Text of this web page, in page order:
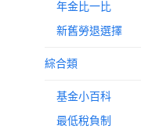
年金比一比
新舊勞退選擇
綜合類
基金小百科
最低稅負制